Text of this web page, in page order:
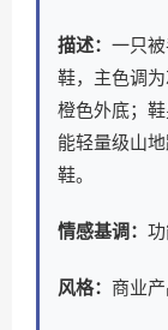
描述： 一只
鞋，主色调
橙色外底；
能轻量级山
鞋。
情感基调：
风格： 商业